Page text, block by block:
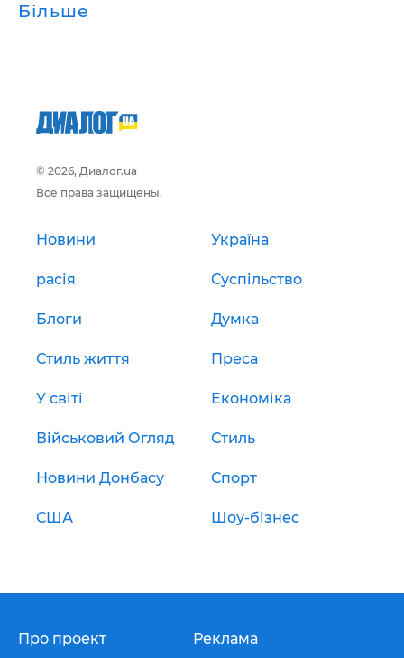
Більше
© 2026, Диалог.ua
Все права защищены.
Новини Україна
расія Суспільство
Блоги Думка
Стиль життя Преса
У світі Економіка
Військовий Огляд Стиль
Новини Донбасу Спорт
США Шоу-бізнес
Про проект Реклама